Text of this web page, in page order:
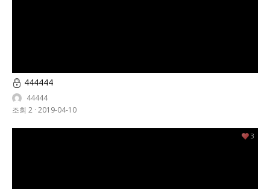
444444
44444
조회 2 · 2019-04-10
3